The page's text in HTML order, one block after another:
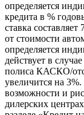
определяется
кредита в %
ставка
от стоимости
определяется
действует в
полиса КАСКО/
увеличится на
возможности и
дилерских